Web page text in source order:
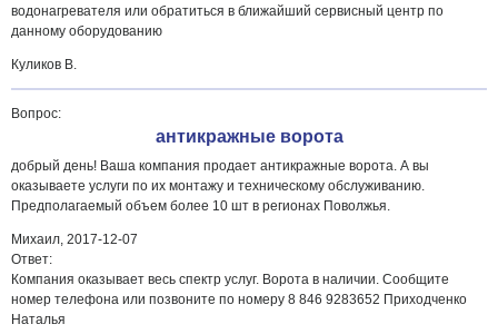
водонагревателя или обратиться в ближайший сервисный центр по
данному оборудованию
Куликов В.
Вопрос:
антикражные ворота
добрый день! Ваша компания продает антикражные ворота. А вы
оказываете услуги по их монтажу и техническому обслуживанию.
Предполагаемый объем более 10 шт в регионах Поволжья.
Михаил, 2017-12-07
Ответ:
Компания оказывает весь спектр услуг. Ворота в наличии. Сообщите
номер телефона или позвоните по номеру 8 846 9283652 Приходченко
Наталья